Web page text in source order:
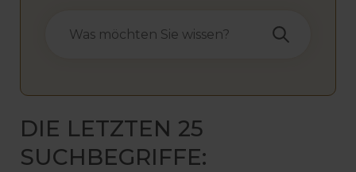
DIE LETZTEN 25
SUCHBEGRIFFE: